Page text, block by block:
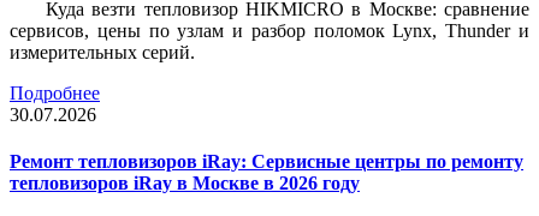
Куда везти тепловизор HIKMICRO в Москве: сравнение
сервисов, цены по узлам и разбор поломок Lynx, Thunder и
измерительных серий.
Подробнее
30.07.2026
Ремонт тепловизоров iRay: Сервисные центры по ремонту
тепловизоров iRay в Москве в 2026 году